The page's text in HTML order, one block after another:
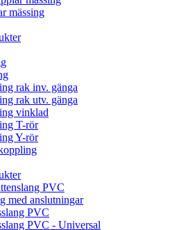
mässing
rak inv. gänga
rak utv. gänga
vinklad
T-rör
Y-rör
PVC
med anslutningar
PVC
PVC - Universal